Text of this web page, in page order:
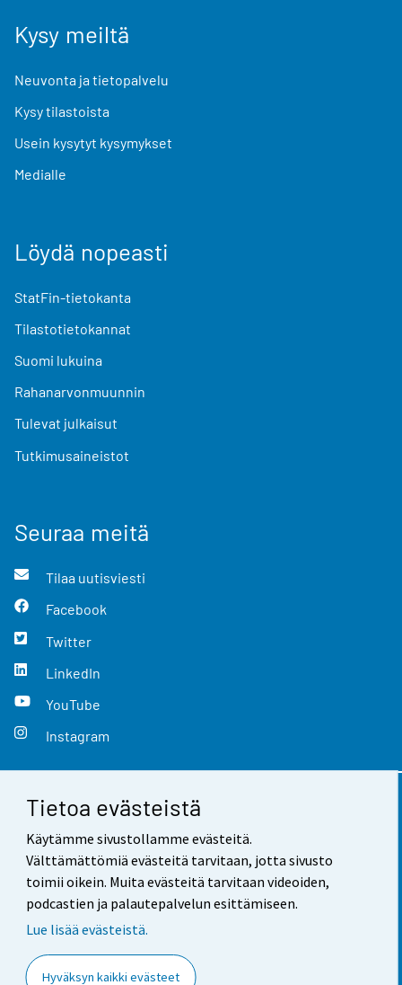
Tietoa evästeistä
Käytämme sivustollamme evästeitä.
Välttämättömiä evästeitä tarvitaan, jotta sivusto
toimii oikein. Muita evästeitä tarvitaan videoiden,
podcastien ja palautepalvelun esittämiseen.
Lue lisää evästeistä.
Hyväksyn kaikki evästeet
Kysy meiltä
Neuvonta ja tietopalvelu
Kysy tilastoista
Usein kysytyt kysymykset
Medialle
Löydä nopeasti
StatFin-tietokanta
Tilastotietokannat
Suomi lukuina
Rahanarvonmuunnin
Tulevat julkaisut
Tutkimusaineistot
Seuraa meitä
Tilaa uutisviesti
Facebook
Twitter
LinkedIn
YouTube
Instagram
Yhteystiedot
Palaute
Käyttöehdot
Saavutettavuus